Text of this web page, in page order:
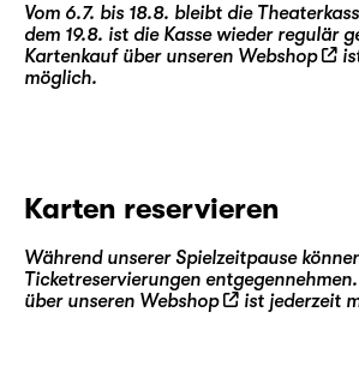
Vom 6.7. bis 18.8. bleibt die
dem 19.8. ist die Kasse wieder regulär
Kartenkauf über unseren Webshop
möglich.
Karten reservieren
Während unserer Spielzeitpause
Ticketreservierungen
über unseren Webshop ist jederzeit